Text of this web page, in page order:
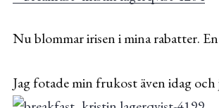
Nu blommar irisen i mina rabatter.
Jag fotade min frukost även idag och